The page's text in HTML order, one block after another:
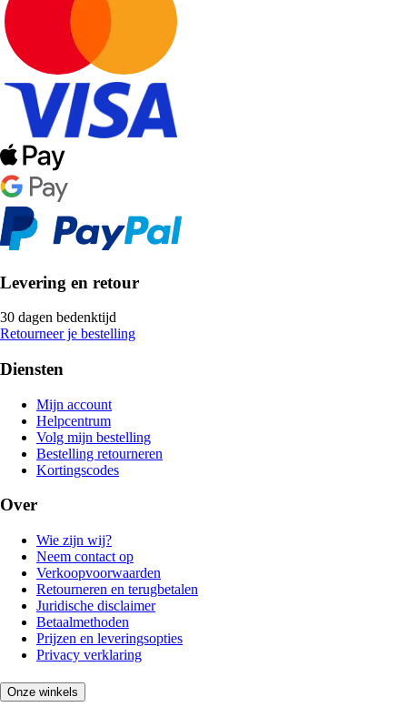
Levering en retour
30 dagen bedenktijd
Retourneer je bestelling
Diensten
Mijn account
Helpcentrum
Volg mijn bestelling
Bestelling retourneren
Kortingscodes
Over
Wie zijn wij?
Neem contact op
Verkoopvoorwaarden
Retourneren en terugbetalen
Juridische disclaimer
Betaalmethoden
Prijzen en leveringsopties
Privacy verklaring
Onze winkels